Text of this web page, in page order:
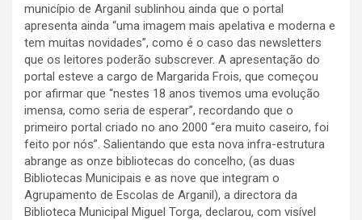
município de Arganil sublinhou ainda que o portal
apresenta ainda “uma imagem mais apelativa e moderna e
tem muitas novidades”, como é o caso das newsletters
que os leitores poderão subscrever. A apresentação do
portal esteve a cargo de Margarida Frois, que começou
por afirmar que “nestes 18 anos tivemos uma evolução
imensa, como seria de esperar”, recordando que o
primeiro portal criado no ano 2000 “era muito caseiro, foi
feito por nós”. Salientando que esta nova infra-estrutura
abrange as onze bibliotecas do concelho, (as duas
Bibliotecas Municipais e as nove que integram o
Agrupamento de Escolas de Arganil), a directora da
Biblioteca Municipal Miguel Torga, declarou, com visível